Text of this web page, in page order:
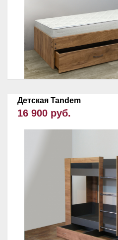
Детская Tandem
16 900 руб.